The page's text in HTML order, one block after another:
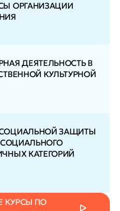
ОРГАНИЗАЦИИ
ДЕЯТЕЛЬНОСТЬ В
КУЛЬТУРНОЙ
ЗАЩИТЫ
СОЦИАЛЬНОГО
КАТЕГОРИЙ
КУРСЫ ПО